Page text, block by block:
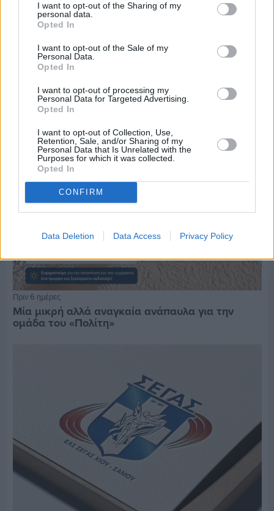
I want to opt-out of the Sharing of my
personal data.
Opted In
I want to opt-out of the Sale of my
Personal Data.
Opted In
I want to opt-out of processing my
Personal Data for Targeted Advertising.
Opted In
I want to opt-out of Collection, Use,
Retention, Sale, and/or Sharing of my
Personal Data that Is Unrelated with the
Purposes for which it was collected.
Opted In
CONFIRM
Data Deletion Data Access Privacy Policy
Πριν 3 ημέρες
Πριν 6 ημέρες
Μία μικρή αλλά αναγκαία ανάπαυλα για την
ομάδα του «Πολίτη»